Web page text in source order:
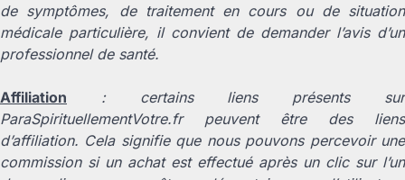
de symptômes, de traitement en cours ou de situation
médicale particulière, il convient de demander l’avis d’un
professionnel de santé.
Affiliation : certains liens présents sur
ParaSpirituellementVotre.fr peuvent être des liens
d’affiliation. Cela signifie que nous pouvons percevoir une
commission si un achat est effectué après un clic sur l’un